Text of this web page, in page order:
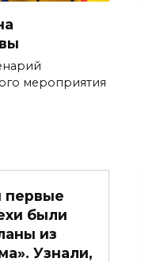
мероприятия
первые
были
из
Узнали,